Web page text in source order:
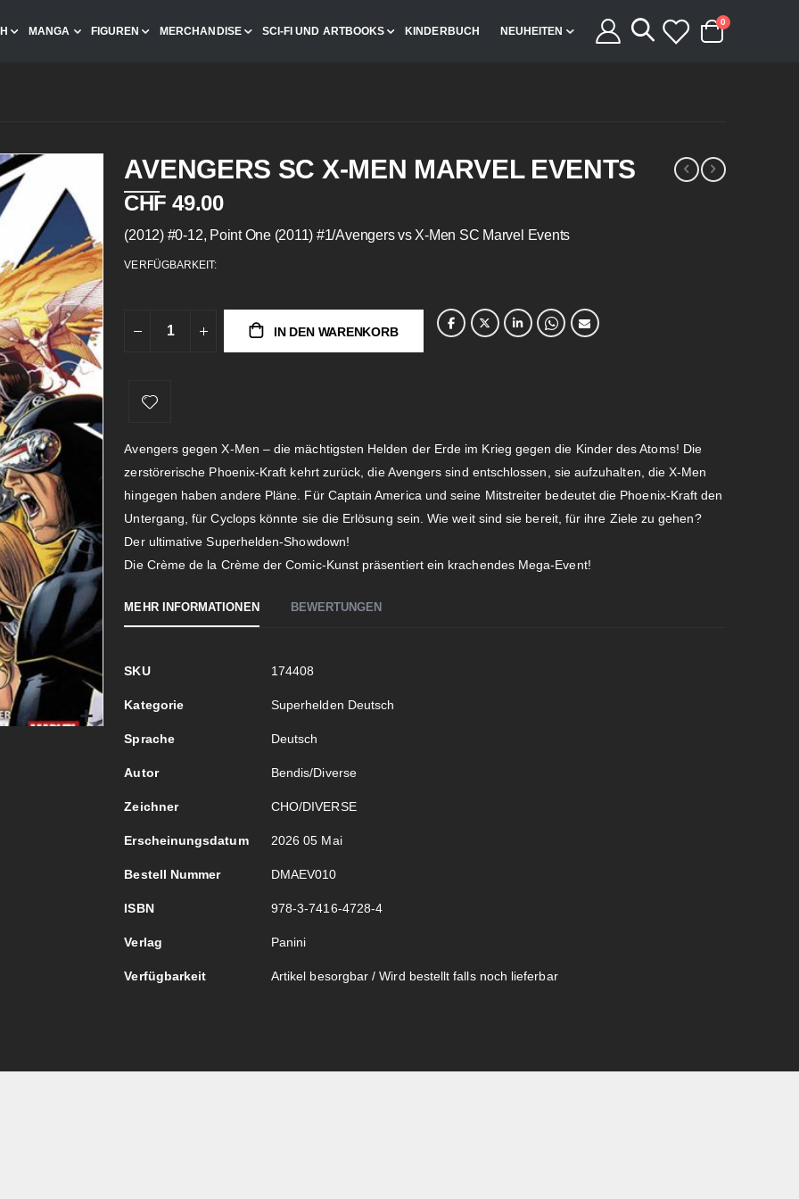
MANGA FIGUREN MERCHANDISE SCI-FI UND ARTBOOKS KINDERBUCH NEUHEITEN
Cart
0 Artikel
AVENGERS SC X-MEN MARVEL EVENTS
CHF 49.00
(2012) #0-12, Point One (2011) #1/Avengers vs X-Men SC Marvel Events
VERFÜGBARKEIT:
IN DEN WARENKORB
Avengers gegen X-Men – die mächtigsten Helden der Erde im Krieg gegen die Kinder des Atoms! Die
zerstörerische Phoenix-Kraft kehrt zurück, die Avengers sind entschlossen, sie aufzuhalten, die X-Men
hingegen haben andere Pläne. Für Captain America und seine Mitstreiter bedeutet die Phoenix-Kraft den
Untergang, für Cyclops könnte sie die Erlösung sein. Wie weit sind sie bereit, für ihre Ziele zu gehen?
Der ultimative Superhelden-Showdown!
Die Crème de la Crème der Comic-Kunst präsentiert ein krachendes Mega-Event!
MEHR INFORMATIONEN
Mehr
SKU 174408
Kategorie Superhelden Deutsch
Sprache Deutsch
Autor Bendis/Diverse
Zeichner CHO/DIVERSE
Erscheinungsdatum 2026 05 Mai
Bestell Nummer DMAEV010
ISBN 978-3-7416-4728-4
Verlag Panini
Verfügbarkeit Artikel besorgbar / Wird bestellt falls noch lieferbar
BEWERTUNGEN